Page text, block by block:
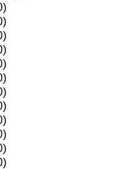
)
)
)
)
)
)
)
)
)
)
)
)